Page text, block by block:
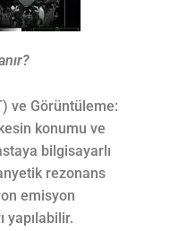
ve Görüntüleme:
konumu ve
bilgisayarlı
rezonans
emisyon
yapılabilir.